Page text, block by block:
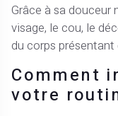
Grâce à sa douceur
visage, le cou, le
du corps
Comment
votre